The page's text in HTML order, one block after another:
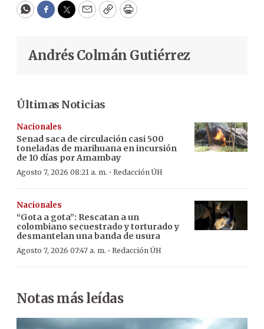
WhatsApp
Facebook
Twitter
EmailCopyPrint
Andrés Colmán Gutiérrez
Últimas Noticias
Nacionales
Senad saca de circulación casi 500
toneladas de marihuana en incursión
de 10 días por Amambay
Agosto 7, 2026 08:21 a. m. · Redacción ÚH
Nacionales
“Gota a gota”: Rescatan a un
colombiano secuestrado y torturado y
desmantelan una banda de usura
Agosto 7, 2026 07:47 a. m. · Redacción ÚH
Notas más leídas